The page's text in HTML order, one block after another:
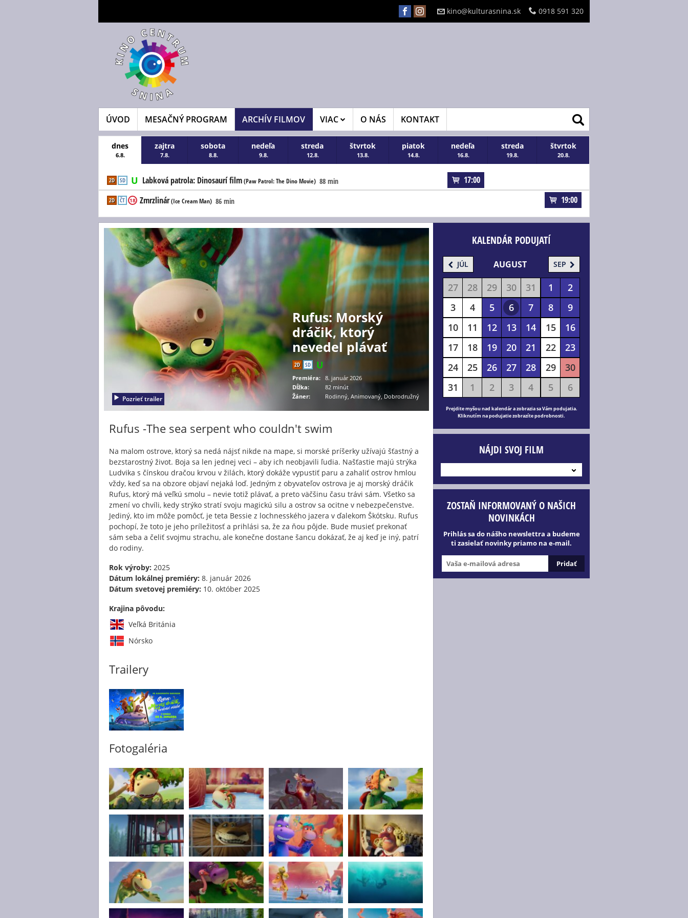
kino@kulturasnina.sk 0918 591 320
ÚVOD MESAČNÝ PROGRAM ARCHÍV FILMOV VIAC O NÁS KONTAKT
dnes
6.8.
zajtra
7.8.
sobota
8.8.
nedeľa
9.8.
streda
12.8.
štvrtok
13.8.
piatok
14.8.
nedeľa
16.8.
streda
19.8.
štvrtok
20.8.
Labková patrola: Dinosaurí film(Paw Patrol: The Dino Movie) 88 min
2D SD
17:00
Zmrzlinár(Ice Cream Man) 86 min
2D ČT 18 19:00
Pozrieť trailer
Rufus: Morský
dráčik, ktorý
nevedel plávať
2D
SD
Premiéra: 8. január 2026
Dĺžka:
82 minút
Žáner:
Rodinný, Animovaný, Dobrodružný
Rufus -The sea serpent who couldn't swim
Na malom ostrove, ktorý sa nedá nájsť nikde na mape, si morské príšerky užívajú šťastný a
bezstarostný život. Boja sa len jednej veci – aby ich neobjavili ľudia. Našťastie majú strýka
Ludvika s čínskou dračou krvou v žilách, ktorý dokáže vypustiť paru a zahaliť ostrov hmlou
vždy, keď sa na obzore objaví nejaká loď. Jedným z obyvateľov ostrova je aj morský dráčik
Rufus, ktorý má veľkú smolu – nevie totiž plávať, a preto väčšinu času trávi sám. Všetko sa
zmení vo chvíli, kedy strýko stratí svoju magickú silu a ostrov sa ocitne v nebezpečenstve.
Jediný, kto im môže pomôcť, je teta Bessie z lochnesského jazera v ďalekom Škótsku. Rufus
pochopí, že toto je jeho príležitosť a prihlási sa, že za ňou pôjde. Bude musieť prekonať
sám seba a čeliť svojmu strachu, ale konečne dostane šancu dokázať, že aj keď je iný, patrí
do rodiny.
Rok výroby: 2025
Dátum lokálnej premiéry: 8. január 2026
Dátum svetovej premiéry: 10. október 2025
Krajina pôvodu:
Veľká Británia
Nórsko
Trailery
Fotogaléria
KALENDÁR PODUJATÍ
JÚL AUGUST SEP
27 28 29 30 31 1
2
3
4 5 6 7 8
9
10
11 12 13 14 15
16
17
18 19 20 21 22
23
24
25 26 27 28 29
30
31
1 2 3 4 5 6
Prejdite myšou nad kalendár a zobrazia sa Vám podujatia.
Kliknutím na podujatie zobrazíte podrobnosti.
NÁJDI SVOJ FILM
ZOSTAŇ INFORMOVANÝ O NAŠICH
NOVINKÁCH
Prihlás sa do nášho newslettra a budeme
ti zasielať novinky priamo na e-mail.